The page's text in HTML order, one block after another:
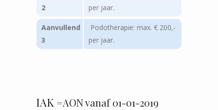
2
per jaar.
Aanvullend
3
Podotherapie: max. € 200,-
per jaar.
IAK =AON vanaf 01-01-2019